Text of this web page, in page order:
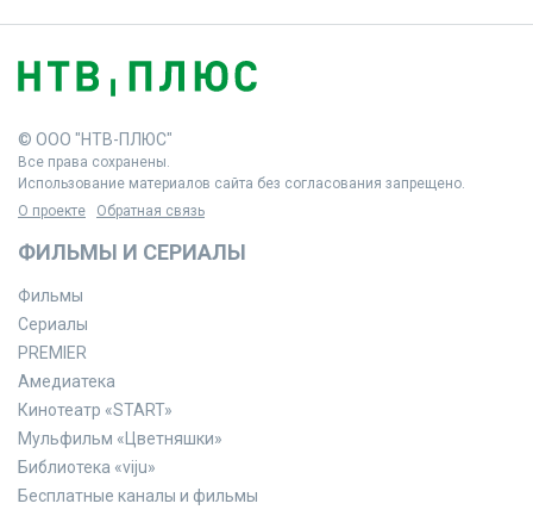
© ООО "НТВ-ПЛЮС"
Все права сохранены.
Использование материалов сайта без согласования запрещено.
О проекте
Обратная связь
ФИЛЬМЫ И СЕРИАЛЫ
Фильмы
Сериалы
PREMIER
Амедиатека
Кинотеатр «START»
Мульфильм «Цветняшки»
Библиотека «viju»
Бесплатные каналы и фильмы